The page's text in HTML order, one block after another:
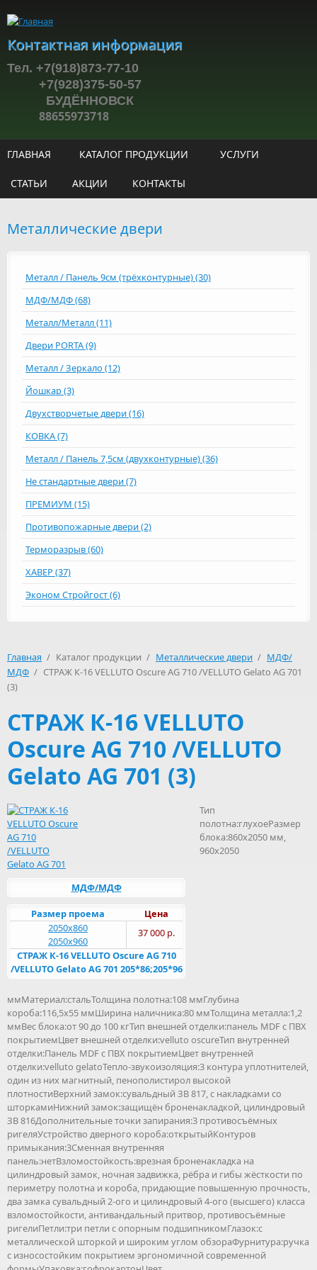
Контактная информация
Тел. +7(918)873-77-10
+7(928)375-50-57
БУДЁННОВСК
88655973718
ГЛАВНАЯ КАТАЛОГ ПРОДУКЦИИ УСЛУГИ
СТАТЬИ АКЦИИ КОНТАКТЫ
Металлические двери
Металл / Панель 9см (трёхконтурные) (30)
МДФ/МДФ (68)
Металл/Металл (11)
Двери PORTA (9)
Металл / Зеркало (12)
Йошкар (3)
Двухстворчетые двери (16)
КОВКА (7)
Металл / Панель 7,5см (двухконтурные) (36)
Не стандартные двери (7)
ПРЕМИУМ (15)
Противопожарные двери (2)
Терморазрыв (60)
ХАВЕР (37)
Эконом Стройгост (6)
Главная / Каталог продукции / Металлические двери / МДФ/
МДФ / СТРАЖ К-16 VELLUTO Oscure AG 710 /VELLUTO Gelato AG 701
(3)
СТРАЖ К-16 VELLUTO
Oscure AG 710 /VELLUTO
Gelato AG 701 (3)
МДФ/МДФ
Цена
Размер проема
37 000 р.
2050х860
2050х960
СТРАЖ К-16 VELLUTO Oscure AG 710
/VELLUTO Gelato AG 701 205*86;205*96
Тип
полотна:глухоеРазмер
блока:860x2050 мм,
960х2050
ммМатериал:стальТолщина полотна:108 ммГлубина
короба:116,5х55 ммШирина наличника:80 ммТолщина металла:1,2
ммВес блока:от 90 до 100 кгТип внешней отделки:панель MDF с ПВХ
покрытиемЦвет внешней отделки:velluto оscureТип внутренней
отделки:Панель MDF с ПВХ покрытиемЦвет внутренней
отделки:velluto gelatoТепло-звукоизоляция:3 контура уплотнителей,
один из них магнитный, пенополистирол высокой
плотностиВерхний замок:cувальдный ЗВ 817, с накладками со
шторкамиНижний замок:защищён броненакладкой, цилиндровый
ЗВ 816Дополнительные точки запирания:3 противосъёмных
ригеляУстройство дверного короба:открытыйКонтуров
примыкания:3Сменная внутренняя
панель:нетВзломостойкость:врезная броненакладка на
цилиндровый замок, ночная задвижка, рёбра и гибы жёсткости по
периметру полотна и короба, придающие повышенную прочность,
два замка сувальдный 2-ого и цилиндровый 4-ого (высшего) класса
взломостойкости, антивандальный притвор, противосъёмные
ригелиПетли:три петли с опорным подшипникомГлазок:с
металлической шторкой и широким углом обзораФурнитура:ручка
с износостойким покрытием эргономичной современной